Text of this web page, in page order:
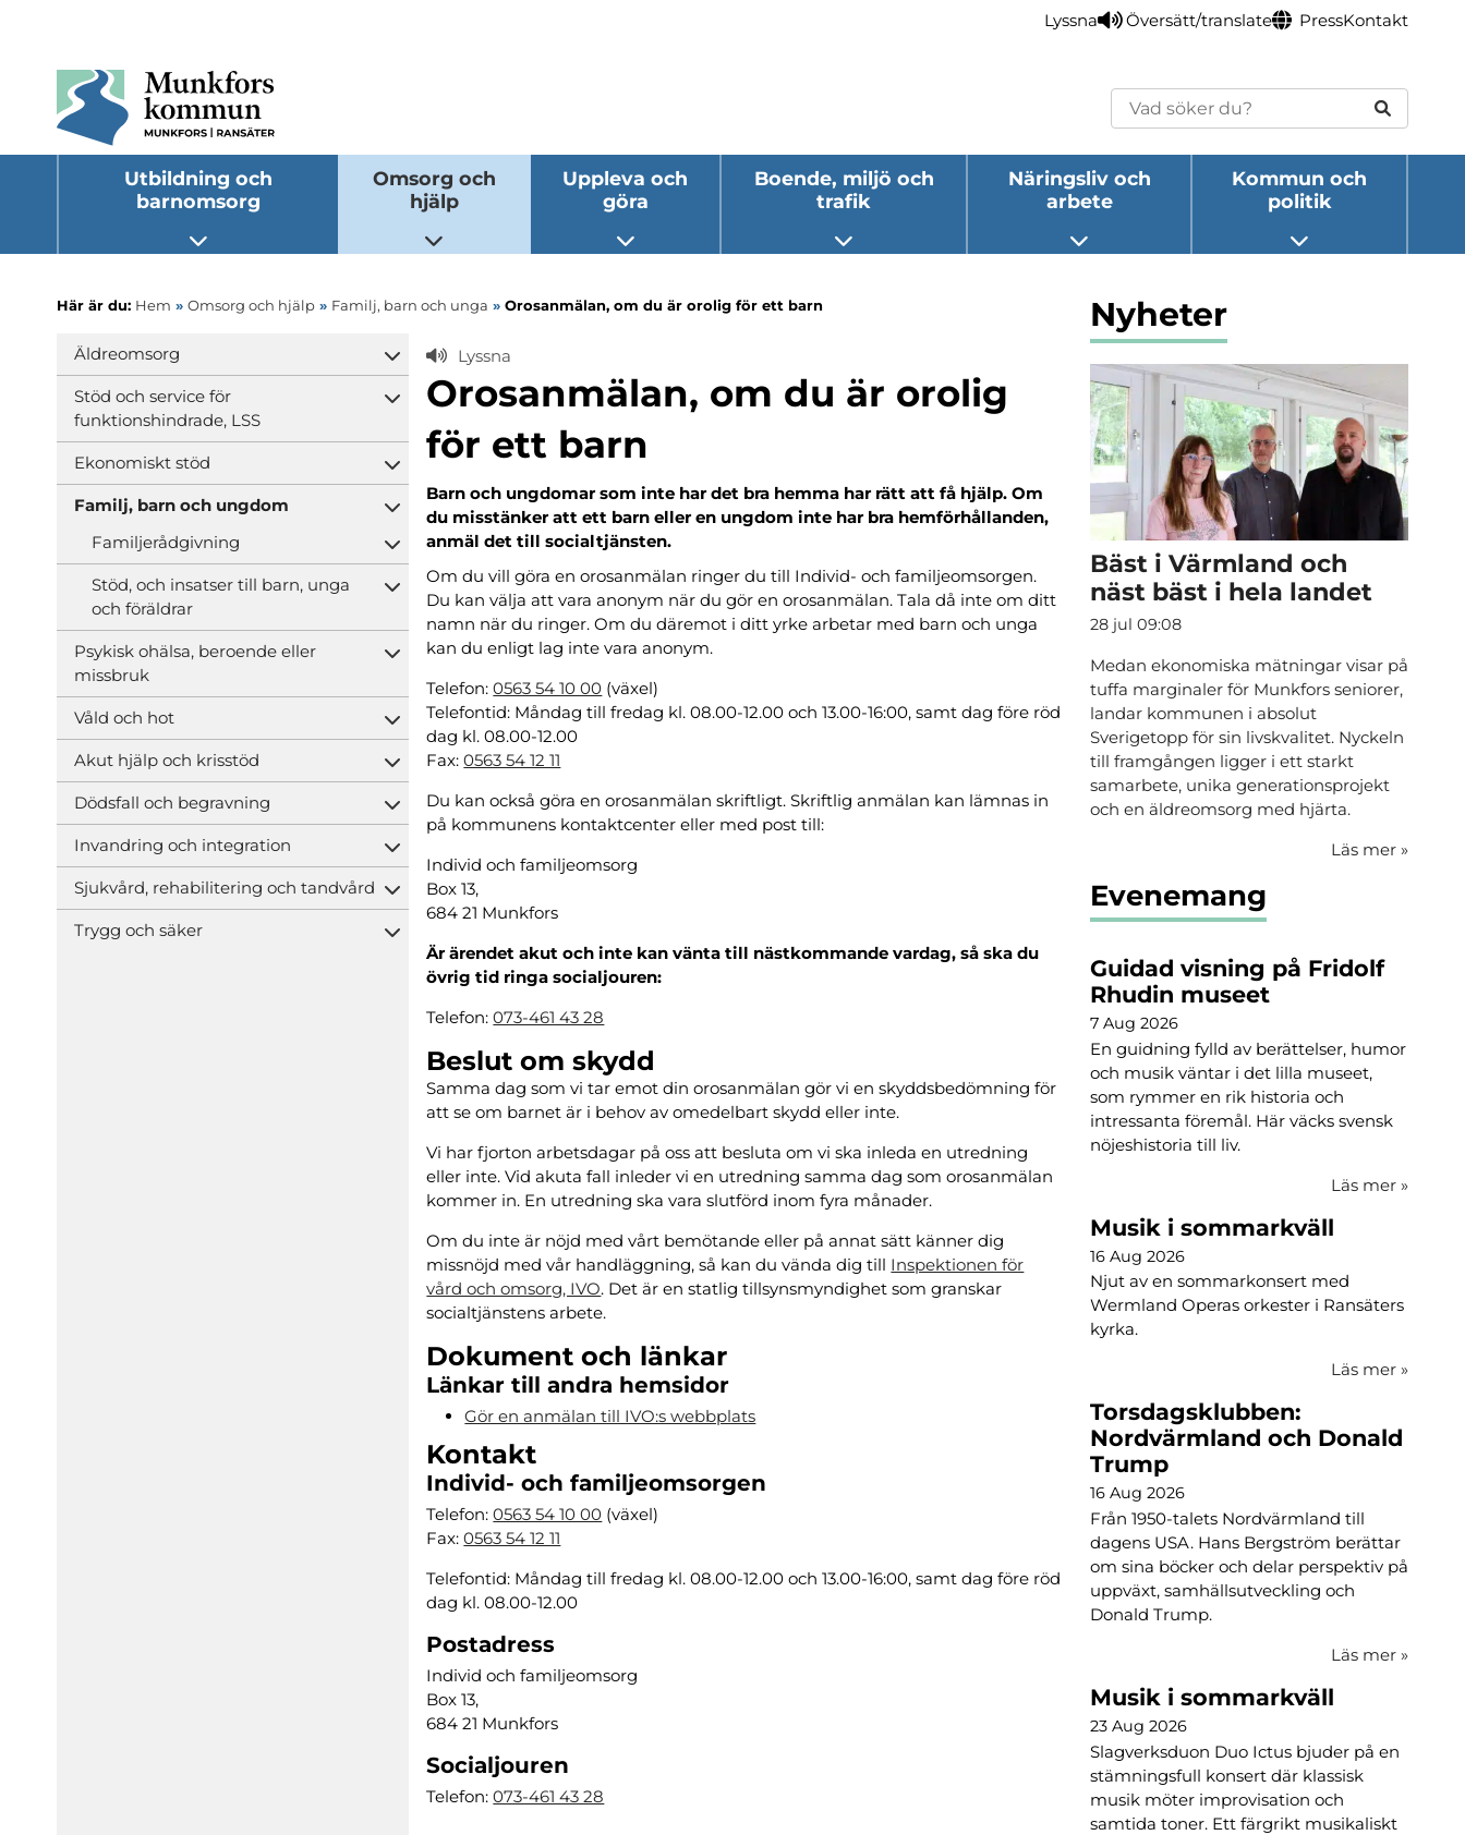
Lyssna Översätt/translate PressKontakt
Sök
Utbildning och
barnomsorg
Öppna undermeny
Omsorg och
hjälp
Öppna undermeny
Uppleva och
göra
Öppna undermeny
Boende, miljö och
trafik
Öppna undermeny
Näringsliv och
arbete
Öppna undermeny
Kommun och
politik
Öppna undermeny
Här är du: Hem » Omsorg och hjälp » Familj, barn och unga » Orosanmälan, om du är orolig för ett barn
Äldreomsorg
Öppna undermeny
Stöd och service för
funktionshindrade, LSS
Öppna undermeny
Ekonomiskt stöd
Öppna undermeny
Familj, barn och ungdom
Öppna undermeny
Familjerådgivning
Öppna undermeny
Stöd, och insatser till barn, unga
och föräldrar
Öppna undermeny
Psykisk ohälsa, beroende eller
missbruk
Öppna undermeny
Våld och hot
Öppna undermeny
Akut hjälp och krisstöd
Öppna undermeny
Dödsfall och begravning
Öppna undermeny
Invandring och integration
Öppna undermeny
Sjukvård, rehabilitering och tandvård
Öppna undermeny
Trygg och säker
Öppna undermeny
Lyssna
Orosanmälan, om du är orolig
för ett barn
Barn och ungdomar som inte har det bra hemma har rätt att få hjälp. Om
du misstänker att ett barn eller en ungdom inte har bra hemförhållanden,
anmäl det till socialtjänsten.
Om du vill göra en orosanmälan ringer du till Individ- och familjeomsorgen.
Du kan välja att vara anonym när du gör en orosanmälan. Tala då inte om ditt
namn när du ringer. Om du däremot i ditt yrke arbetar med barn och unga
kan du enligt lag inte vara anonym.
Telefon:0563 54 10 00 (växel)
Telefontid: Måndag till fredag kl. 08.00-12.00 och 13.00-16:00, samt dag före röd
dag kl. 08.00-12.00
Fax:0563 54 12 11
Du kan också göra en orosanmälan skriftligt. Skriftlig anmälan kan lämnas in
på kommunens kontaktcenter eller med post till:
Individ och familjeomsorg
Box 13,
684 21 Munkfors
Är ärendet akut och inte kan vänta till nästkommande vardag, så ska du
övrig tid ringa socialjouren:
Telefon:073-461 43 28
Beslut om skydd
Samma dag som vi tar emot din orosanmälan gör vi en skyddsbedömning för
att se om barnet är i behov av omedelbart skydd eller inte.
Vi har fjorton arbetsdagar på oss att besluta om vi ska inleda en utredning
eller inte. Vid akuta fall inleder vi en utredning samma dag som orosanmälan
kommer in. En utredning ska vara slutförd inom fyra månader.
Om du inte är nöjd med vårt bemötande eller på annat sätt känner dig
missnöjd med vår handläggning, så kan du vända dig till Inspektionen för
vård och omsorg, IVO. Det är en statlig tillsynsmyndighet som granskar
socialtjänstens arbete.
Dokument och länkar
Länkar till andra hemsidor
Gör en anmälan till IVO:s webbplats
Kontakt
Individ- och familjeomsorgen
Telefon:0563 54 10 00 (växel)
Fax:0563 54 12 11
Telefontid: Måndag till fredag kl. 08.00-12.00 och 13.00-16:00, samt dag före röd
dag kl. 08.00-12.00
Postadress
Individ och familjeomsorg
Box 13,
684 21 Munkfors
Socialjouren
Telefon:073-461 43 28
Nyheter
Bäst i Värmland och
näst bäst i hela landet
28 jul 09:08
Medan ekonomiska mätningar visar på
tuffa marginaler för Munkfors seniorer,
landar kommunen i absolut
Sverigetopp för sin livskvalitet. Nyckeln
till framgången ligger i ett starkt
samarbete, unika generationsprojekt
och en äldreomsorg med hjärta.
Läs mer »
Evenemang
Guidad visning på Fridolf
Rhudin museet
7 Aug 2026
En guidning fylld av berättelser, humor
och musik väntar i det lilla museet,
som rymmer en rik historia och
intressanta föremål. Här väcks svensk
nöjeshistoria till liv.
Läs mer »
Musik i sommarkväll
16 Aug 2026
Njut av en sommarkonsert med
Wermland Operas orkester i Ransäters
kyrka.
Läs mer »
Torsdagsklubben:
Nordvärmland och Donald
Trump
16 Aug 2026
Från 1950-talets Nordvärmland till
dagens USA. Hans Bergström berättar
om sina böcker och delar perspektiv på
uppväxt, samhällsutveckling och
Donald Trump.
Läs mer »
Musik i sommarkväll
23 Aug 2026
Slagverksduon Duo Ictus bjuder på en
stämningsfull konsert där klassisk
musik möter improvisation och
samtida toner. Ett färgrikt musikaliskt